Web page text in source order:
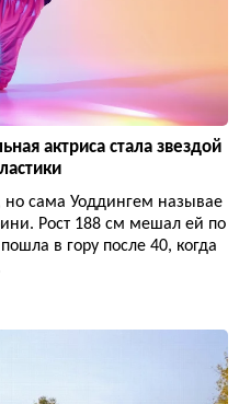
актриса стала звездой
но сама Уоддингем называе
Рост 188 см мешал ей по
в гору после 40, когда